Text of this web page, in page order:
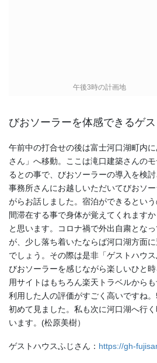
午後3時の計画地
びおソーラーを体感できるゲ
午前中の打合せの後は富士河口湖町内
さん」へ移動。ここは滝口建築さんの
るとの事で、びおソーラーの導入を検
事務所さんにお越しいただいてびおソ
がらお話しました。宿泊ができるとい
間滞在する事で身体が覚えてくれます
と思います。コロナ禍で外出自粛とな
が、少し落ち着いたならば河口湖方面
でしょう。その際は是非「ゲストハウス
びおソーラーを感じながら楽しいひと
用サイトはもちろん楽天トラベルから
利用した人の評価がすごく高いですね
初めて見ました。私も次に河口湖へ行
います。(松原美樹）
ゲストハウスふじさん： https://gh-